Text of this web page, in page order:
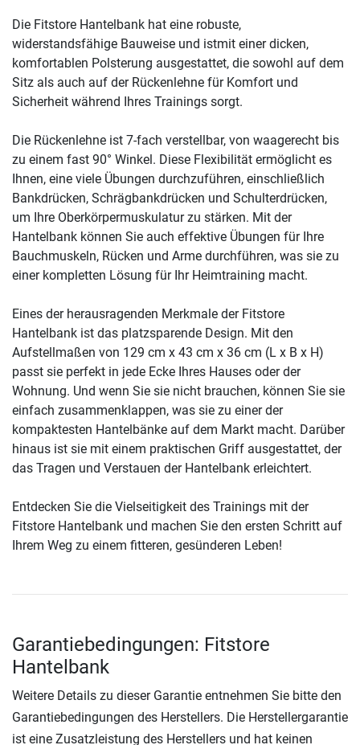
Die Fitstore Hantelbank hat eine robuste,
widerstandsfähige Bauweise und istmit einer dicken,
komfortablen Polsterung ausgestattet, die sowohl auf dem
Sitz als auch auf der Rückenlehne für Komfort und
Sicherheit während Ihres Trainings sorgt.
Die Rückenlehne ist 7-fach verstellbar, von waagerecht bis
zu einem fast 90° Winkel. Diese Flexibilität ermöglicht es
Ihnen, eine viele Übungen durchzuführen, einschließlich
Bankdrücken, Schrägbankdrücken und Schulterdrücken,
um Ihre Oberkörpermuskulatur zu stärken. Mit der
Hantelbank können Sie auch effektive Übungen für Ihre
Bauchmuskeln, Rücken und Arme durchführen, was sie zu
einer kompletten Lösung für Ihr Heimtraining macht.
Eines der herausragenden Merkmale der Fitstore
Hantelbank ist das platzsparende Design. Mit den
Aufstellmaßen von 129 cm x 43 cm x 36 cm (L x B x H)
passt sie perfekt in jede Ecke Ihres Hauses oder der
Wohnung. Und wenn Sie sie nicht brauchen, können Sie sie
einfach zusammenklappen, was sie zu einer der
kompaktesten Hantelbänke auf dem Markt macht. Darüber
hinaus ist sie mit einem praktischen Griff ausgestattet, der
das Tragen und Verstauen der Hantelbank erleichtert.
Entdecken Sie die Vielseitigkeit des Trainings mit der
Fitstore Hantelbank und machen Sie den ersten Schritt auf
Ihrem Weg zu einem fitteren, gesünderen Leben!
Garantiebedingungen: Fitstore
Hantelbank
Weitere Details zu dieser Garantie entnehmen Sie bitte den
Garantiebedingungen des Herstellers. Die Herstellergarantie
ist eine Zusatzleistung des Herstellers und hat keinen